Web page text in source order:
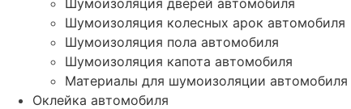
Шумоизоляция колесных арок автомобиля
Шумоизоляция пола автомобиля
Шумоизоляция капота автомобиля
Материалы для шумоизоляции автомобиля
Оклейка автомобиля